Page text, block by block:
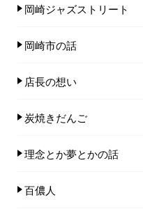
岡崎ジャズストリート
岡崎市の話
店長の想い
炭焼きだんご
理念とか夢とかの話
百儂人